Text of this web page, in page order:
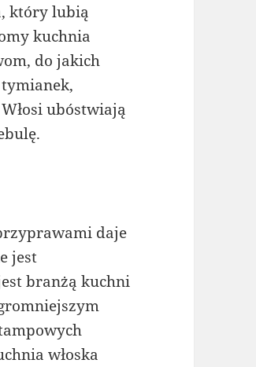
który lubią
kuchnia
do jakich
ubóstwiają
daje
jest
branżą kuchni
włoska